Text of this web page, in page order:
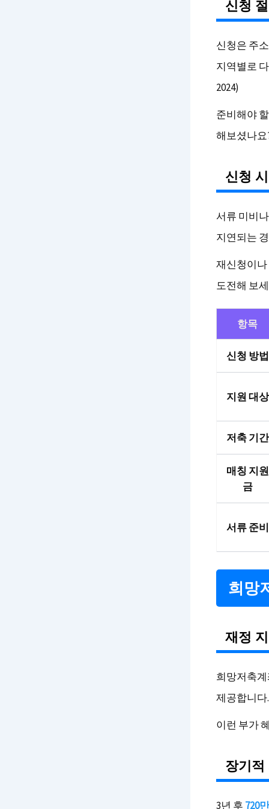
신청
신청은 주
지역별로
2024)
준비해야
해보셨나요
신청
서류 미비
지연되는
재신청이
도전해 보
항목
신청 방법
지원 대상
저축 기간
매칭 지원
금
서류 준비
희망
재정
희망저축
제공합니다
이런 부가
장기적
3년 후 720